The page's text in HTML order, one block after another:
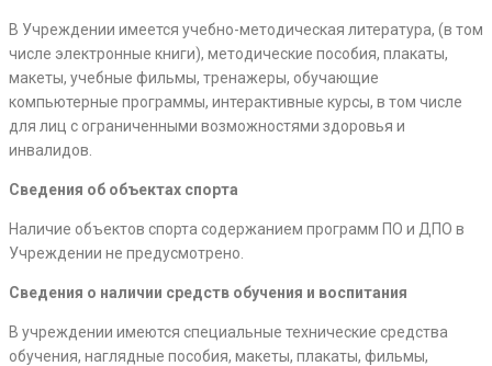
В Учреждении имеется учебно-методическая литература, (в том
числе электронные книги), методические пособия, плакаты,
макеты, учебные фильмы, тренажеры, обучающие
компьютерные программы, интерактивные курсы, в том числе
для лиц с ограниченными возможностями здоровья и
инвалидов.
Сведения об объектах спорта
Наличие объектов спорта содержанием программ ПО и ДПО в
Учреждении не предусмотрено.
Сведения о наличии средств обучения и воспитания
В учреждении имеются специальные технические средства
обучения, наглядные пособия, макеты, плакаты, фильмы,